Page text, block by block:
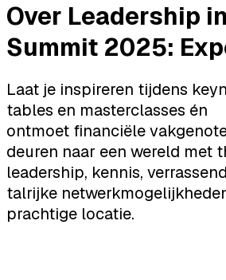
Over Leadership
Summit 2025:
Laat je inspireren tijdens
tables en masterclasses én
ontmoet financiële
deuren naar een wereld met
leadership, kennis,
talrijke
prachtige locatie.